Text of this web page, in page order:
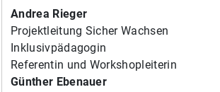
Andrea Rieger
Projektleitung Sicher Wachsen
Inklusivpädagogin
Referentin und Workshopleiterin
Günther Ebenauer